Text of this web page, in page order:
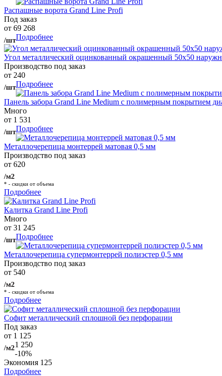
Распашные ворота Grand Line Profi
Под заказ
от 69 268
/штПодробнее
Угол металлический оцинкованный окрашенный 50х50
Производство под заказ
от 240
/штПодробнее
Панель забора Grand Line Medium с полимерным покрытием
Много
от 1 531
/штПодробнее
Металлочерепица монтеррей матовая 0,5 мм
Производство под заказ
от 620
/м2
* - скидки от объема
Подробнее
Калитка Grand Line Profi
Много
от 31 245
/штПодробнее
Металлочерепица супермонтеррей полиэстер 0,5 мм
Производство под заказ
от 540
/м2
* - скидки от объема
Подробнее
Софит металлический сплошной без перфорации
Под заказ
от 1 125
/м21 250
-10%
Экономия 125
Подробнее